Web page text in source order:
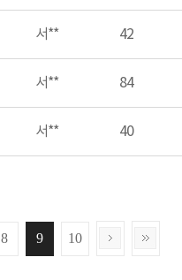
서** 42
서** 84
서** 40
8 9 10